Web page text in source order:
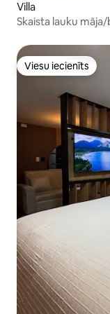
Villa
Skaista lauku
Viesu iecienīts
Viesu iecienīts